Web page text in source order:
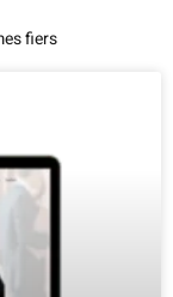
fiers